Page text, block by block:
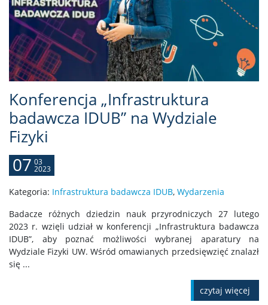
Konferencja „Infrastruktura
badawcza IDUB” na Wydziale
Fizyki
07 03
2023
Kategoria: Infrastruktura badawcza IDUB, Wydarzenia
Badacze różnych dziedzin nauk przyrodniczych 27 lutego
2023 r. wzięli udział w konferencji „Infrastruktura badawcza
IDUB”, aby poznać możliwości wybranej aparatury na
Wydziale Fizyki UW. Wśród omawianych przedsięwzięć znalazł
się ...
czytaj więcej